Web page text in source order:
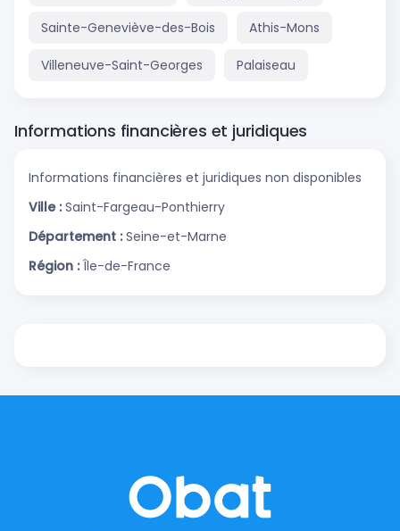
Sainte-Geneviève-des-Bois Athis-Mons
Villeneuve-Saint-Georges Palaiseau
Informations financières et juridiques
Informations financières et juridiques non disponibles
Ville : Saint-Fargeau-Ponthierry
Département : Seine-et-Marne
Région : Île-de-France